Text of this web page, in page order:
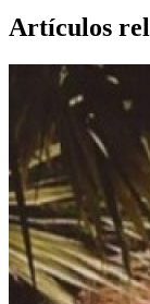
Artículos